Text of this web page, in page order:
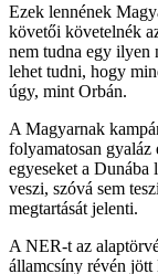
Ezek lennének
követői követelnék
nem tudna egy ilyen
lehet tudni, hogy
úgy, mint Orbán.
A Magyarnak
folyamatosan
egyeseket a Dunába
veszi, szóvá sem
megtartását jelenti.
A NER-t az
államcsíny révén jött